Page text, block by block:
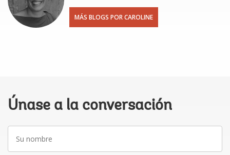
MÁS BLOGS POR CAROLINE
Únase a la conversación
Su
nombre